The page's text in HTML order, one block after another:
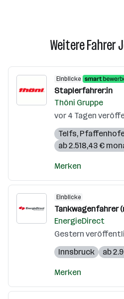
Weitere Fahrer
Einblicke
Staplerfahrer:in
Thöni Gruppe
vor 4 Tagen
Telfs,
ab 2.518,43 €
Merken
Einblicke
Tankwagenfahrer
EnergieDirect
Gestern
Innsbruck
ab
Merken